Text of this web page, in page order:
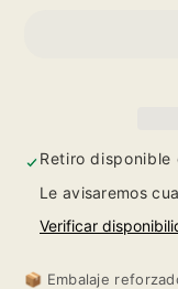
8
años
8
Retiro
Le avisaremos
Verificar
📦 Embalaje